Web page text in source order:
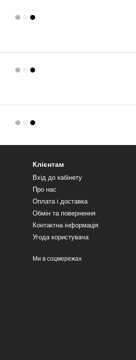
Клієнтам
Вхід до кабінету
Про нас
Оплата і доставка
Обмін та повернення
Контактна інформація
Угода користувача
Ми в соцмережах